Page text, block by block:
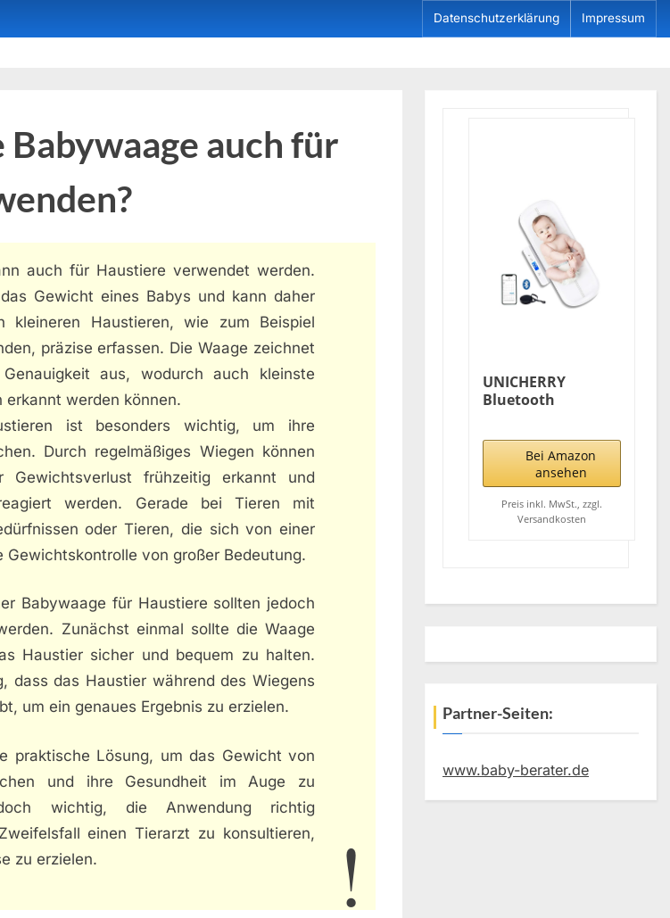
Datenschutzerklärung Impressum
Babywaage auch für
auch für Haustiere verwendet werden.
Gewicht eines Babys und kann daher
Haustieren, wie zum Beispiel
präzise erfassen. Die Waage zeichnet
aus, wodurch auch kleinste
werden können.
ist besonders wichtig, um ihre
Durch regelmäßiges Wiegen können
Gewichtsverlust frühzeitig erkannt und
werden. Gerade bei Tieren mit
oder Tieren, die sich von einer
Gewichtskontrolle von großer Bedeutung.
Babywaage für Haustiere sollten jedoch
Zunächst einmal sollte die Waage
Haustier sicher und bequem zu halten.
dass das Haustier während des Wiegens
um ein genaues Ergebnis zu erzielen.
praktische Lösung, um das Gewicht von
und ihre Gesundheit im Auge zu
wichtig, die Anwendung richtig
einen Tierarzt zu konsultieren,
zu erzielen.
UNICHERRY
Bluetooth
Tierwaage,
Multifunktionale
baby waage mit
herausnehmbarem
Tablett,
Babywaage digital
Bei Amazon
ansehen
Preis inkl. MwSt., zzgl.
Versandkosten
Partner-Seiten:
www.baby-berater.de